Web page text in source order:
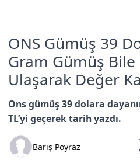
ONS Gümüş 39
Gram Gümüş Bile
Ulaşarak Değer
Ons gümüş 39 dolara
TL’yi geçerek tarih yazdı.
Barış Poyraz